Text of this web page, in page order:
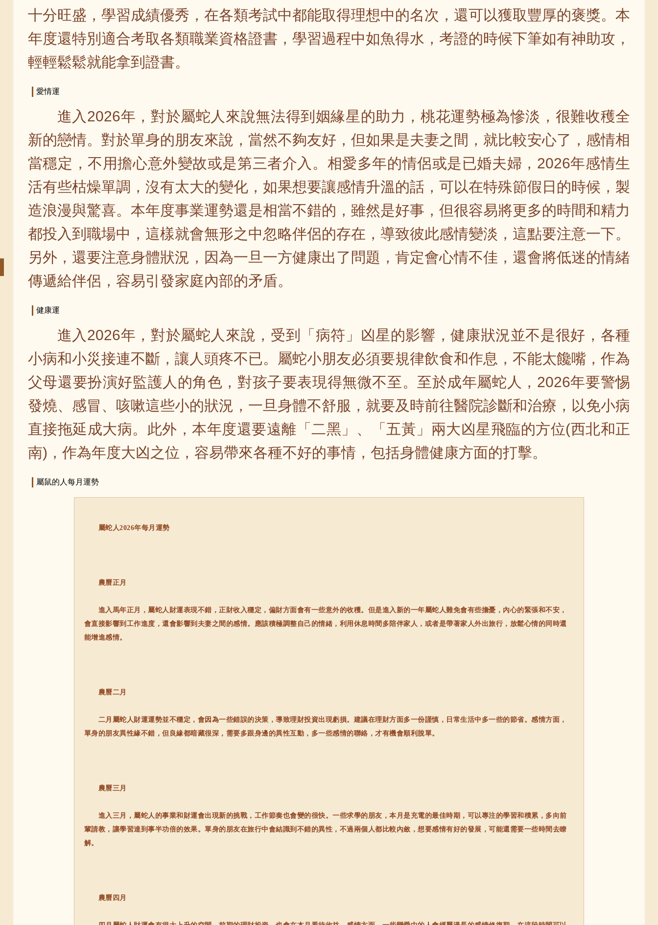
十分旺盛，學習成績優秀，在各類考試中都能取得理想中的名次，還可以獲取豐厚的褒獎。本
年度還特別適合考取各類職業資格證書，學習過程中如魚得水，考證的時候下筆如有神助攻，
輕輕鬆鬆就能拿到證書。
愛情運
進入2026年，對於屬蛇人來說無法得到姻緣星的助力，桃花運勢極為慘淡，很難收穫全
新的戀情。對於單身的朋友來說，當然不夠友好，但如果是夫妻之間，就比較安心了，感情相
當穩定，不用擔心意外變故或是第三者介入。相愛多年的情侶或是已婚夫婦，2026年感情生
活有些枯燥單調，沒有太大的變化，如果想要讓感情升溫的話，可以在特殊節假日的時候，製
造浪漫與驚喜。本年度事業運勢還是相當不錯的，雖然是好事，但很容易將更多的時間和精力
都投入到職場中，這樣就會無形之中忽略伴侶的存在，導致彼此感情變淡，這點要注意一下。
另外，還要注意身體狀況，因為一旦一方健康出了問題，肯定會心情不佳，還會將低迷的情緒
傳遞給伴侶，容易引發家庭內部的矛盾。
健康運
進入2026年，對於屬蛇人來說，受到「病符」凶星的影響，健康狀況並不是很好，各種
小病和小災接連不斷，讓人頭疼不已。屬蛇小朋友必須要規律飲食和作息，不能太饞嘴，作為
父母還要扮演好監護人的角色，對孩子要表現得無微不至。至於成年屬蛇人，2026年要警惕
發燒、感冒、咳嗽這些小的狀況，一旦身體不舒服，就要及時前往醫院診斷和治療，以免小病
直接拖延成大病。此外，本年度還要遠離「二黑」、「五黃」兩大凶星飛臨的方位(西北和正
南)，作為年度大凶之位，容易帶來各種不好的事情，包括身體健康方面的打擊。
屬鼠的人每月運勢
屬蛇人2026年每月運勢
農曆正月
進入馬年正月，屬蛇人財運表現不錯，正財收入穩定，偏財方面會有一些意外的收穫。但是進入新的一年屬蛇人難免會有些擔憂，內心的緊張和不安，
會直接影響到工作進度，還會影響到夫妻之間的感情。應該積極調整自己的情緒，利用休息時間多陪伴家人，或者是帶著家人外出旅行，放鬆心情的同時還
能增進感情。
農曆二月
二月屬蛇人財運運勢並不穩定，會因為一些錯誤的決策，導致理財投資出現虧損。建議在理財方面多一份謹慎，日常生活中多一些的節省。感情方面，
單身的朋友異性緣不錯，但良緣都暗藏很深，需要多跟身邊的異性互動，多一些感情的聯絡，才有機會順利脫單。
農曆三月
進入三月，屬蛇人的事業和財運會出現新的挑戰，工作節奏也會變的很快。一些求學的朋友，本月是充電的最佳時期，可以專注的學習和積累，多向前
輩請教，讓學習達到事半功倍的效果。單身的朋友在旅行中會結識到不錯的異性，不過兩個人都比較內斂，想要感情有好的發展，可能還需要一些時間去瞭
解。
農曆四月